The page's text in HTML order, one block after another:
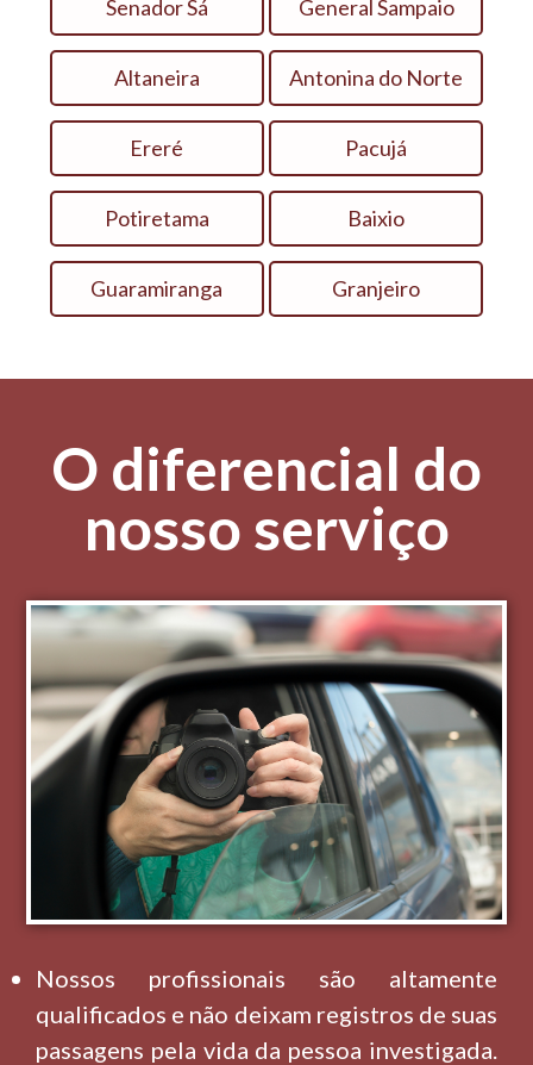
Senador Sá General Sampaio
Altaneira Antonina do Norte
Ereré Pacujá
Potiretama Baixio
Guaramiranga Granjeiro
O diferencial do
nosso serviço
Nossos profissionais são altamente
qualificados e não deixam registros de suas
passagens pela vida da pessoa investigada.